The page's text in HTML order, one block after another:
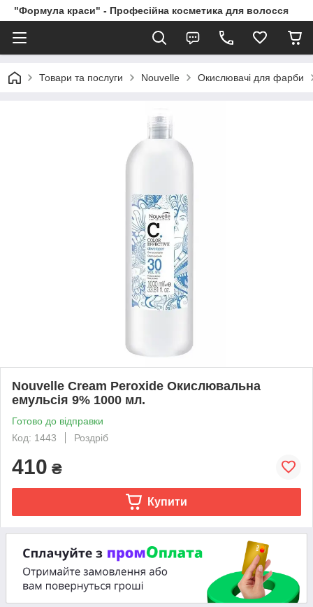
"Формула краси" - Професійна косметика для волосся
Товари та послуги Nouvelle Окислювачі для фарби
Nouvelle Cream Peroxide Окислювальна
емульсія 9% 1000 мл.
Готово до відправки
Код: 1443
Роздріб
410 ₴
Купити